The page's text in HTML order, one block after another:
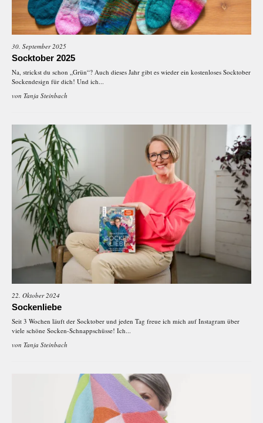
30. September 2025
Socktober 2025
Na, strickst du schon „Grün“? Auch dieses Jahr gibt es wieder ein kostenloses Socktober
Sockendesign für dich! Und ich...
von Tanja Steinbach
22. Oktober 2024
Sockenliebe
Seit 3 Wochen läuft der Socktober und jeden Tag freue ich mich auf Instagram über
viele schöne Socken-Schnappschüsse! Ich...
von Tanja Steinbach